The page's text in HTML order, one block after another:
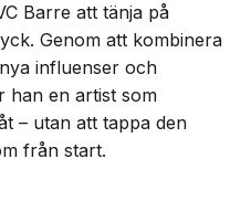
Barre att tänja på
Genom att kombinera
influenser och
han en artist som
– utan att tappa den
från start.